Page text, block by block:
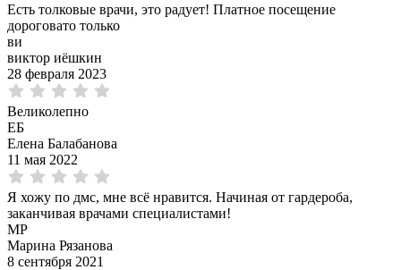
Есть толковые врачи, это радует! Платное посещение
дороговато только
ви
виктор иёшкин
28 февраля 2023
Великолепно
ЕБ
Елена Балабанова
11 мая 2022
Я хожу по дмс, мне всё нравится. Начиная от гардероба,
заканчивая врачами специалистами!
МР
Марина Рязанова
8 сентября 2021